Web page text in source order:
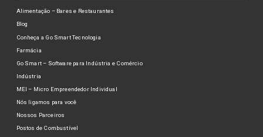
Alimentação – Bares e Restaurantes
Blog
Conheça a Go Smart Tecnologia
Farmácia
Go Smart – Software para Indústria e Comércio
Indústria
MEI – Micro Empreendedor Individual
Nós ligamos para você
Nossos Parceiros
Postos de Combustível